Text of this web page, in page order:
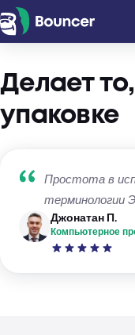
Перейти
к
Делает
упаковке
Простота в
терминологии
Джонатан П.
Компьютерное